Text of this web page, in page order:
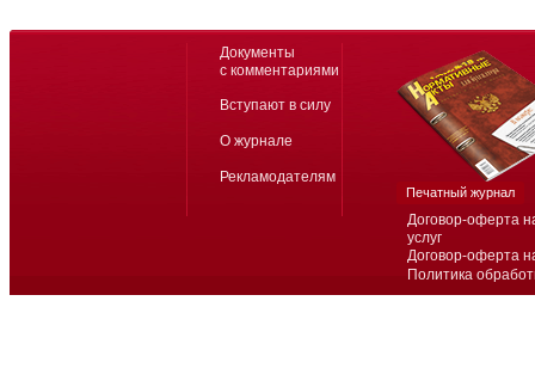
Договор-оферта
услуг
Договор-оферта
Политика
Документы
с комментариями
Вступают в силу
О журнале
Рекламодателям
Печатный журнал